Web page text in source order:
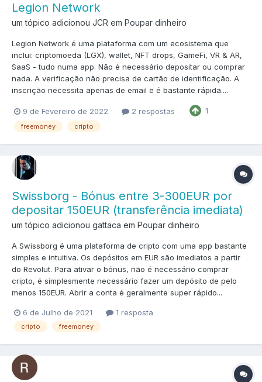
Legion Network
um tópico adicionou JCR em Poupar dinheiro
Legion Network é uma plataforma com um ecosistema que
inclui: criptomoeda (LGX), wallet, NFT drops, GameFi, VR & AR,
SaaS - tudo numa app. Não é necessário depositar ou comprar
nada. A verificação não precisa de cartão de identificação. A
inscrição necessita apenas de email e é bastante rápida....
9 de Fevereiro de 2022 2 respostas 1
freemoney cripto
Swissborg - Bónus entre 3-300EUR por
depositar 150EUR (transferência imediata)
um tópico adicionou gattaca em Poupar dinheiro
A Swissborg é uma plataforma de cripto com uma app bastante
simples e intuitiva. Os depósitos em EUR são imediatos a partir
do Revolut. Para ativar o bónus, não é necessário comprar
cripto, é simplesmente necessário fazer um depósito de pelo
menos 150EUR. Abrir a conta é geralmente super rápido...
6 de Julho de 2021 1 resposta
cripto freemoney